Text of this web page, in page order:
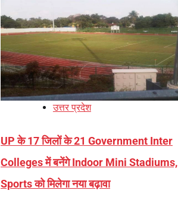
उत्तर प्रदेश
UP के 17 जिलों के 21 Government Inter
Colleges में बनेंगे Indoor Mini Stadiums,
Sports को मिलेगा नया बढ़ावा